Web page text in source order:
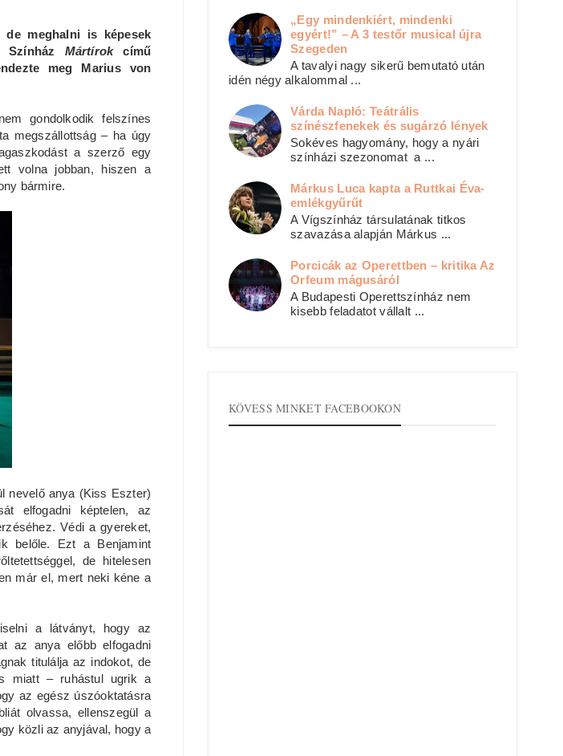
meghalni is képesek
Színház Mártírokcímű
meg Marius von
gondolkodik felszínes
megszállottság – ha úgy
a szerző egy
volna jobban, hiszen a
bármire.
nevelő anya (Kiss Eszter)
elfogadni képtelen, az
Védi a gyereket,
belőle. Ezt a Benjamint
de hitelesen
már el, mert neki kéne a
a látványt, hogy az
az anya előbb elfogadni
titulálja az indokot, de
miatt – ruhástul ugrik a
az egész úszóoktatásra
olvassa, ellenszegül a
közli az anyjával, hogy a
„Egy mindenkiért, mindenki
egyért!” – A 3 testőr musical újra
Szegeden
A tavalyi nagy sikerű bemutató után
idén négy alkalommal ...
Várda Napló: Teátrális
színészfenekek és sugárzó lények
Sokéves hagyomány, hogy a nyári
színházi szezonomat a ...
Márkus Luca kapta a Ruttkai Éva-
emlékgyűrűt
A Vígszínház társulatának titkos
szavazása alapján Márkus ...
Porcicák az Operettben – kritika Az
Orfeum mágusáról
A Budapesti Operettszínház nem
kisebb feladatot vállalt ...
KÖVESS MINKET FACEBOOKON